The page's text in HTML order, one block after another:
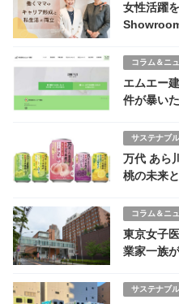
女性活躍
コラム＆ニ
エムエー建装の実態
件が暴い
サステナブ
万代 あら
桃の未来
コラム＆ニ
東京女子医
業家一族
サステナブ